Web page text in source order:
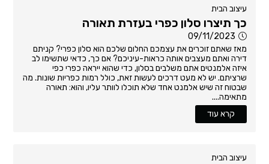
עיצוב הבית
כך תיצרו סלון כפרי בעזרת תאורה
09/11/2023
מאז שאתם זוכרים את עצמכם החלום שלכם הוא סלון כפרי? קניתם
דירה ואתם מעצבים אותה כראות-עיניכם? אם כך, כדאי שתשימו לב
איזה אלמנטים אתם משלבים בסלון, כדי שהוא ייראה כפרי כפי
שרציתם. יש לא מעט דרכים לעשות זאת, כולל רמות כפריות שונות. מה
שבטוח זה שיש אלמנט אחד שלא תוכלו לוותר עליו, והוא: תאורה
מתאימה....
קרא עוד
עיצוב הבית